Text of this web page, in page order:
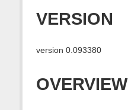
VERSION
version 0.093380
OVERVIEW